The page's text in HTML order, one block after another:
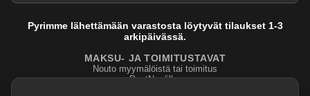
Pyrimme lähettämään varastosta löytyvät tilaukset 1-3
arkipäivässä.
MAKSU- JA TOIMITUSTAVAT
Nouto myymälöistä tai toimitus
PostNordilla.
Evasteasetukset